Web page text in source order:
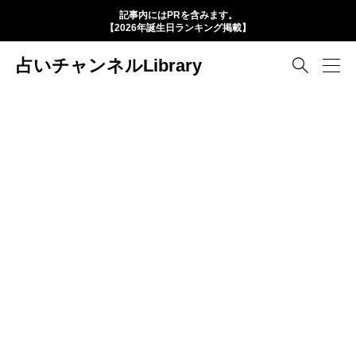
記事内にはPRを含みます。
【2026年誕生日ランキング掲載】
占いチャンネルLibrary 